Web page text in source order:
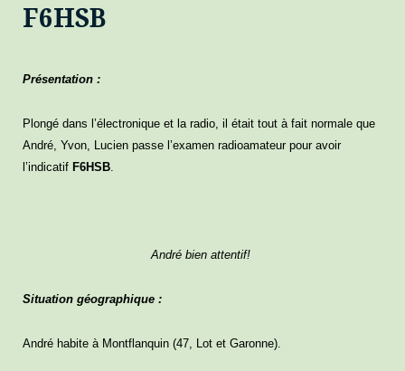
F6HSB
Présentation :
Plongé dans l’électronique et la radio, il était tout à fait normale que
André, Yvon, Lucien passe l’examen radioamateur pour avoir
l’indicatif F6HSB
André bien attentif!
Situation géographique :
André habite à Montflanquin (47, Lot et Garonne).